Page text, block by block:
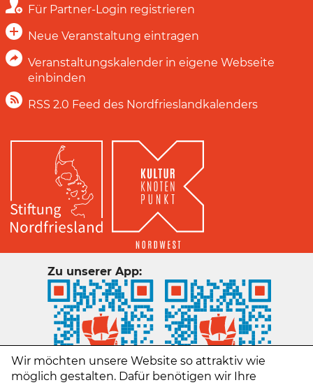
Für Partner-Login registrieren
Neue Veranstaltung eintragen
Veranstaltungskalender in eigene Webseite
einbinden
RSS 2.0 Feed des Nordfrieslandkalenders
Zu unserer App:
Wir möchten unsere Website so attraktiv wie
möglich gestalten. Dafür benötigen wir Ihre